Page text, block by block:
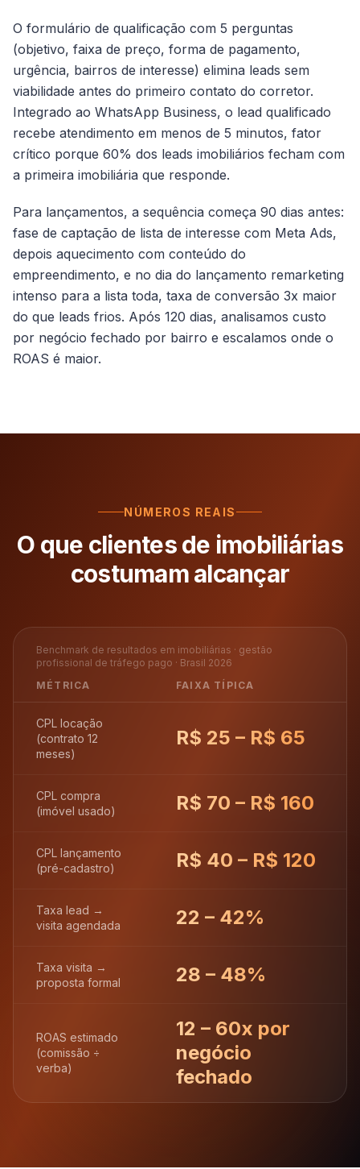
O formulário de qualificação com 5 perguntas
(objetivo, faixa de preço, forma de pagamento,
urgência, bairros de interesse) elimina leads sem
viabilidade antes do primeiro contato do corretor.
Integrado ao WhatsApp Business, o lead qualificado
recebe atendimento em menos de 5 minutos, fator
crítico porque 60% dos leads imobiliários fecham com
a primeira imobiliária que responde.
Para lançamentos, a sequência começa 90 dias antes:
fase de captação de lista de interesse com Meta Ads,
depois aquecimento com conteúdo do
empreendimento, e no dia do lançamento remarketing
intenso para a lista toda, taxa de conversão 3x maior
do que leads frios. Após 120 dias, analisamos custo
por negócio fechado por bairro e escalamos onde o
ROAS é maior.
NÚMEROS REAIS
O que clientes de imobiliárias
costumam alcançar
Benchmark de resultados em imobiliárias · gestão
profissional de tráfego pago · Brasil 2026
MÉTRICA
FAIXA TÍPICA
CPL locação
(contrato 12
meses)
R$ 25 – R$ 65
CPL compra
(imóvel usado)
R$ 70 – R$ 160
CPL lançamento
(pré-cadastro)
R$ 40 – R$ 120
Taxa lead →
visita agendada
22 – 42%
Taxa visita →
proposta formal
28 – 48%
ROAS estimado
(comissão ÷
verba)
12 – 60x por
negócio
fechado